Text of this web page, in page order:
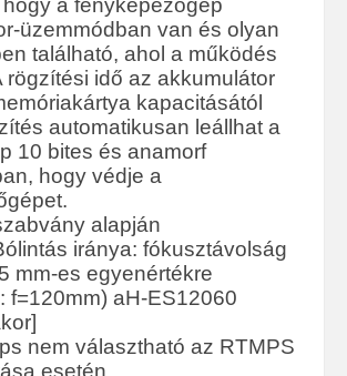
a fényképezőgép
üzemmódban van és olyan
található, ahol a működés
rögzítési idő az akkumulátor
kapacitásától
automatikusan leállhat a
10 bites és anamorf
hogy védje a
alapján
iránya: fókusztávolság
mm-es egyenértékre
f=120mm) aH-ES12060
nem választható az RTMPS
esetén.